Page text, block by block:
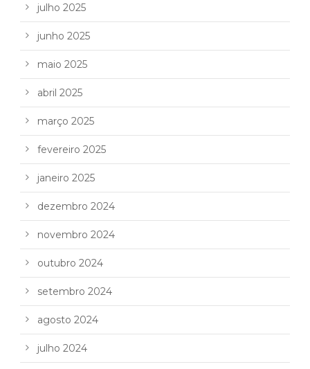
julho 2025
junho 2025
maio 2025
abril 2025
março 2025
fevereiro 2025
janeiro 2025
dezembro 2024
novembro 2024
outubro 2024
setembro 2024
agosto 2024
julho 2024